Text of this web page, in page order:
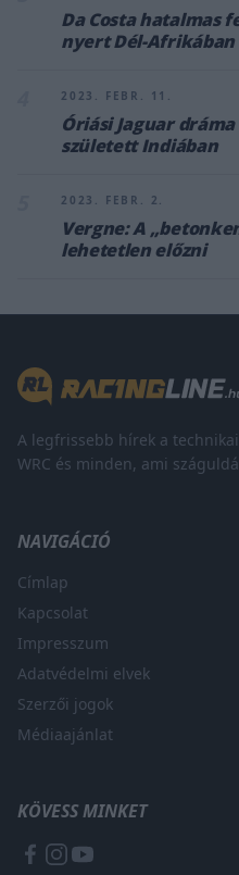
Da Costa hatalmas
nyert Dél-Afrikában
2023. FEBR. 11.
Óriási Jaguar
született Indiában
2023. FEBR. 2.
Vergne: A
lehetetlen előzni
A legfrissebb hírek a
WRC és minden, ami
NAVIGÁCIÓ
Címlap
Kapcsolat
Impresszum
Adatvédelmi elvek
Szerzői jogok
Médiaajánlat
KÖVESS MINKET